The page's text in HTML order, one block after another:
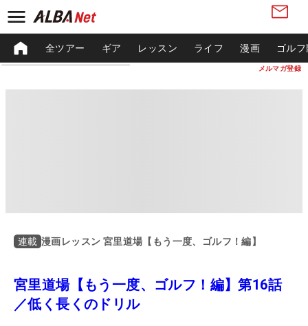
メルマガ登録
全ツアー ギア レッスン ライフ 漫画 ゴル
連載 漫画レッスン 宮里道場【もう一度、ゴルフ！編】
宮里道場【もう一度、ゴルフ！編】第16話
／低く長くのドリル